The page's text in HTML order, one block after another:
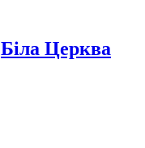
Біла Церква